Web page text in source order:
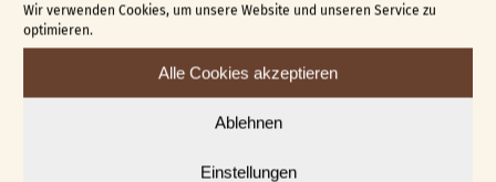
Wir verwenden Cookies, um unsere Website und unseren Service zu
optimieren.
Alle Cookies akzeptieren
Ablehnen
Einstellungen
News abonnierenSOFORT € 5,00 RABATT!